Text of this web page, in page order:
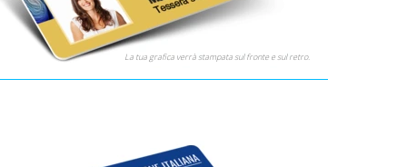
La tua grafica verrà stampata sul fronte e sul retro.